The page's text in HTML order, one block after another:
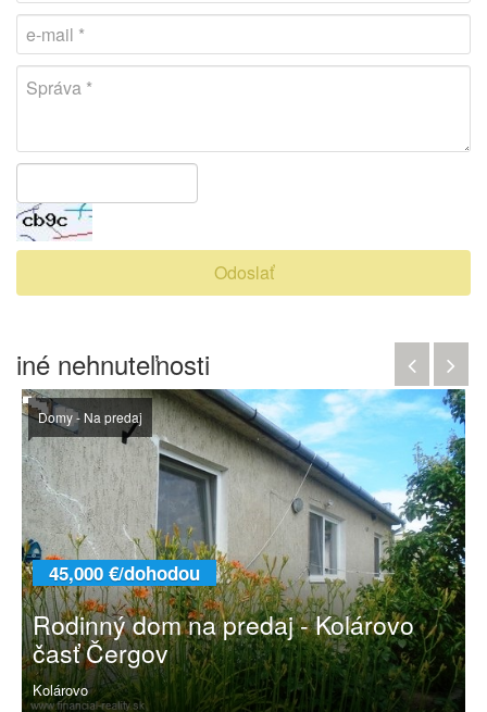
Odoslať
iné nehnuteľnosti
Domy - Na predaj
45,000 €/dohodou
Rodinný dom na predaj - Kolárovo
časť Čergov
Kolárovo